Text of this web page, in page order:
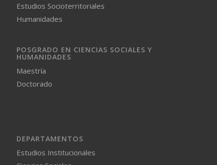
Estudios Socioterritoriales
Humanidades
POSGRADO EN CIENCIAS SOCIALES Y
HUMANIDADES
Maestría
Doctorado
DEPARTAMENTOS
Estudios Institucionales